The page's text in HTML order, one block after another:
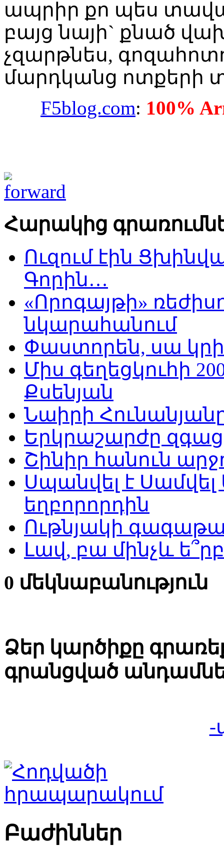
ապրիր քո պես
բայց նայի` քնած
չզարթնես,
մարդկանց ոտքերի
F5blog.com: 100%
Հարակից
Ուզում էին
Գորին…
«Որոգայթի»
նկարահանում
Փաստորեն, սա
Միս գեղեցկուհի
Քսենյան
Նաիրի
Երկրաշարժը
Շինիր հանուն
Սպանվել է Սամվել
եղբորորդին
Ութնյակի
Լավ, բա մինչև ե՞րբ
0 մեկնաբանություն
Ձեր կարծիքը
գրանցված
-
Բաժիններ